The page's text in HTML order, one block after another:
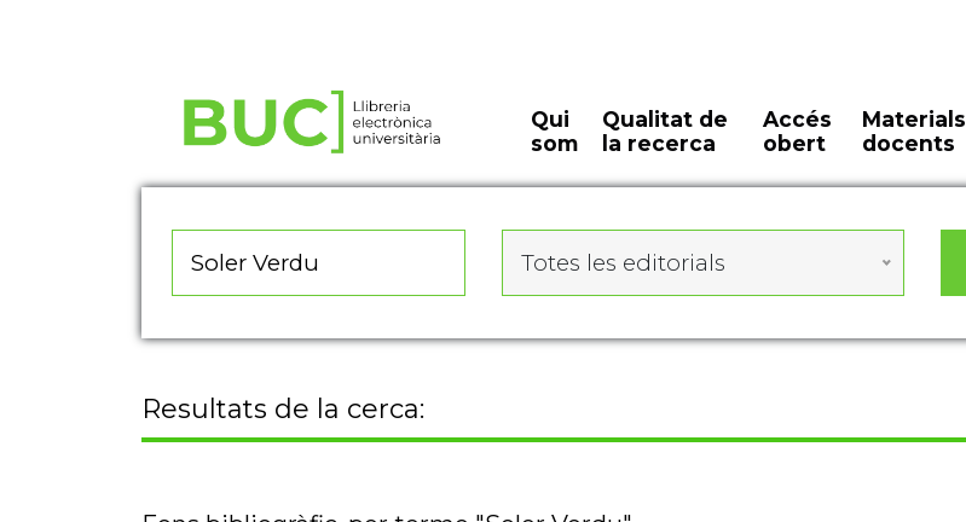
Qui
som
Qualitat de
la recerca
Accés
obert
Materials
docents
Totes les editorials
Resultats de la cerca: